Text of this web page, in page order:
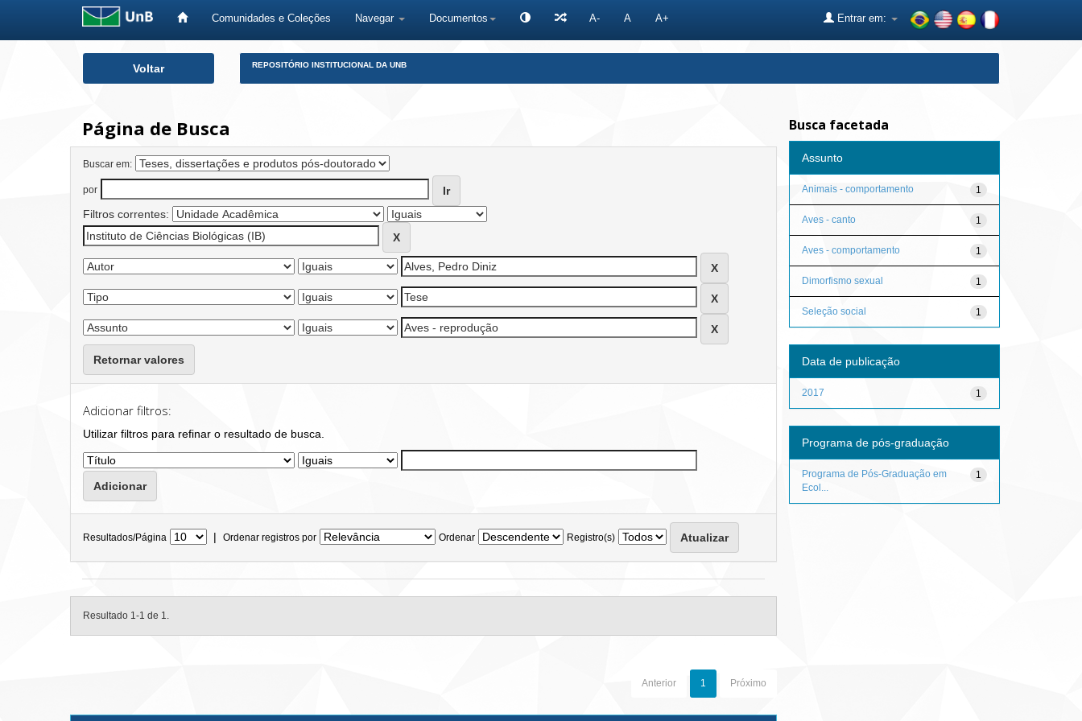
Comunidades e Coleções Navegar Documentos A- A A+ Entrar em:
Voltar REPOSITÓRIO INSTITUCIONAL DA UNB
Página de Busca
Buscar em:
por
Filtros correntes:
Retornar valores
Adicionar filtros:
Utilizar filtros para refinar o resultado de busca.
Resultados/Página | Ordenar registros por Ordenar Registro(s)
Resultado 1-1 de 1.
Anterior 1 Próximo
Busca facetada
Assunto
1
Animais - comportamento
1
Aves - canto
1
Aves - comportamento
1
Dimorfismo sexual
1
Seleção social
Data de publicação
1
2017
Programa de pós-graduação
1
Programa de Pós-Graduação em
Ecol...